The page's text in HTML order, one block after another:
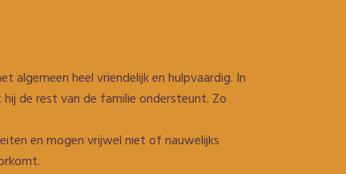
algemeen heel vriendelijk en hulpvaardig. In
de rest van de familie ondersteunt. Zo
en mogen vrijwel niet of nauwelijks